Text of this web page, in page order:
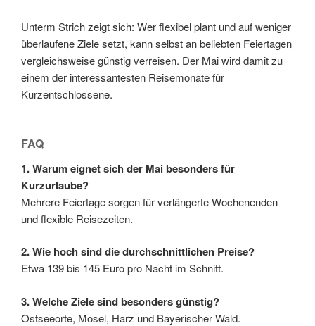
Unterm Strich zeigt sich: Wer flexibel plant und auf weniger
überlaufene Ziele setzt, kann selbst an beliebten Feiertagen
vergleichsweise günstig verreisen. Der Mai wird damit zu
einem der interessantesten Reisemonate für
Kurzentschlossene.
FAQ
1. Warum eignet sich der Mai besonders für
Kurzurlaube?
Mehrere Feiertage sorgen für verlängerte Wochenenden
und flexible Reisezeiten.
2. Wie hoch sind die durchschnittlichen Preise?
Etwa 139 bis 145 Euro pro Nacht im Schnitt.
3. Welche Ziele sind besonders günstig?
Ostseeorte, Mosel, Harz und Bayerischer Wald.